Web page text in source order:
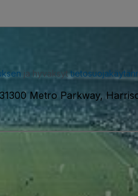
ja hyväksyt
31300 Metro Parkway,